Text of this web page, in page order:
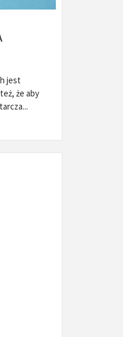
jest
że aby